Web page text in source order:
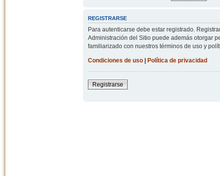
REGISTRARSE
Para autenticarse debe estar registrado.
Administración del Sitio puede además otorgar
familiarizado con nuestros términos de uso y
Condiciones de uso| Política de privacidad
Registrarse